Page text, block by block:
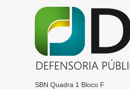
SBN Quadra 1 Bloco F